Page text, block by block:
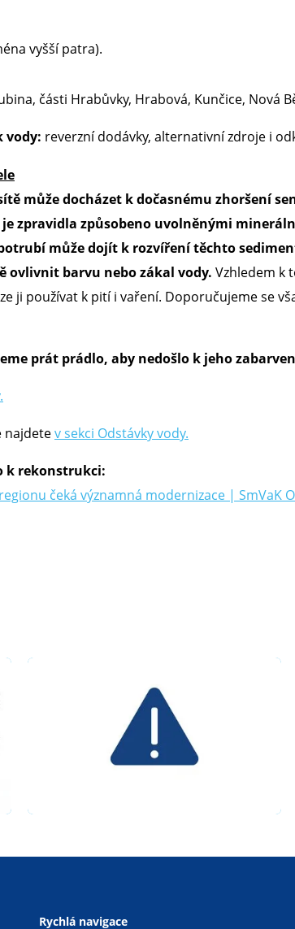
vyšší patra).
části Hrabůvky, Hrabová, Kunčice, Nová
vody: reverzní dodávky, alternativní zdroje i
může docházet k dočasnému zhoršení
zpravidla způsobeno uvolněnými
může dojít k rozvíření těchto
ovlivnit barvu nebo zákal vody. Vzhledem k
ji používat k pití i vaření. Doporučujeme se
prát prádlo, aby nedošlo k jeho
najdetev sekci Odstávky vody.
k rekonstrukci:
čeká významná modernizace | SmVaK
Rychlá navigace